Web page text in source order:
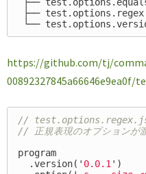
├──
https://github.com/tj/
//
// 正規表現のオプションが
program
.version( ' 0.0.1 ' )